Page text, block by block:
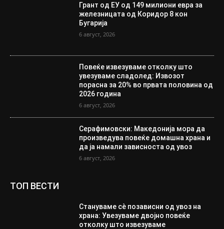
Грант од ЕУ од 149 милиони евра за
железницата од Коридор 8 кон
Бугарија
6 август, 2026
Повеќе извезуваме отколку што
увезуваме сладолед: Извозот
порасна за 20% во првата половина од
2026 година
6 август, 2026
Серафимовски: Македонија мора да
произведува повеќе домашна храна и
да ја намали зависноста од увоз
6 август, 2026
ТОП ВЕСТИ
Стануваме сè позависни од увоз на
храна: Увезуваме двојно повеќе
отколку што извезуваме